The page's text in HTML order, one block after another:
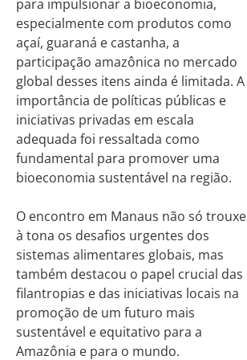
para impulsionar a bioeconomia,
especialmente com produtos como
açaí, guaraná e castanha, a
participação amazônica no mercado
global desses itens ainda é limitada. A
importância de políticas públicas e
iniciativas privadas em escala
adequada foi ressaltada como
fundamental para promover uma
bioeconomia sustentável na região.
O encontro em Manaus não só trouxe
à tona os desafios urgentes dos
sistemas alimentares globais, mas
também destacou o papel crucial das
filantropias e das iniciativas locais na
promoção de um futuro mais
sustentável e equitativo para a
Amazônia e para o mundo.